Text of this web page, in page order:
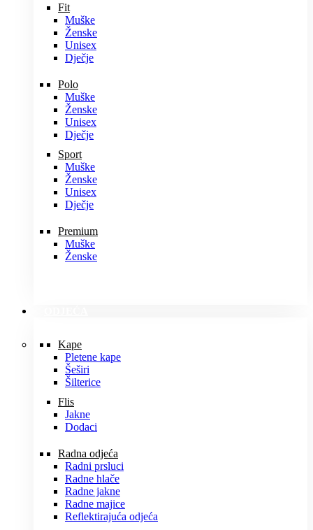
Fit
Muške
Ženske
Unisex
Dječje
Polo
Muške
Ženske
Unisex
Dječje
Sport
Muške
Ženske
Unisex
Dječje
Premium
Muške
Ženske
Kape
Pletene kape
Šeširi
Šilterice
Flis
Jakne
Dodaci
Radna odjeća
Radni prsluci
Radne hlače
Radne jakne
Radne majice
Reflektirajuća odjeća